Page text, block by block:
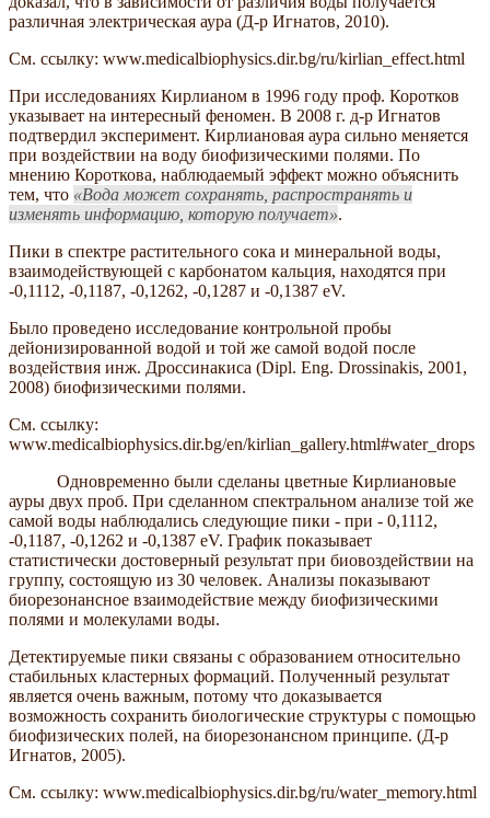
различная электрическая аура (Д-р Игнатов, 2010).
См. ссылку: www.medicalbiophysics.dir.bg/ru/kirlian_effect.html
При исследованиях Кирлианом в 1996 году проф. Коротков
указывает на интересный феномен. В 2008 г. д-р Игнатов
подтвердил эксперимент. Кирлиановая аура сильно меняется
при воздействии на воду биофизическими полями. По
мнению Короткова, наблюдаемый эффект можно объяснить
тем, что
Вода может сохранять, распространять и
изменять информацию, которую получает .
Пики в спектре растительного сока и минеральной воды,
взаимодействующей с карбонатом кальция, находятся при
-0,1112, -0,1187, -0,1262, -0,1287 и -0,1387 еV.
Было проведено исследование контрольной пробы
дейонизированной водой и той же самой водой после
воздействия инж. Дроссинакиса (Dipl. Eng. Drossinakis, 2001,
2008) биофизическими полями.
См. ссылку:
www.medicalbiophysics.dir.bg/en/kirlian_gallery.html#water_drops
Одновременно были сделаны цветные Кирлиановые
ауры двух проб. При сделанном спектральном анализе той же
самой воды наблюдались следующие пики - при - 0,1112,
-0,1187, -0,1262 и -0,1387 еV. График показывает
статистически достоверный результат при биовоздействии на
группу, состоящую из 30 человек. Анализы показывают
биорезонансное взаимодействие между биофизическими
полями и молекулами воды.
Детектируемые пики связаны с образованием относительно
стабильных кластерных формаций. Полученный результат
является очень важным, потому что доказывается
возможность сохранить биологические структуры с помощью
биофизических полей, на биорезонансном принципе. (Д-р
Игнатов, 2005).
См. ссылку: www.medicalbiophysics.dir.bg/ru/water_memory.html